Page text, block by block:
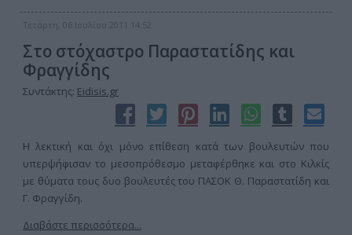
Τετάρτη, 06 Ιουλίου 2011 14:52
Στο στόχαστρο Παραστατίδης και
Φραγγίδης
Συντάκτης: Eidisis.gr
Η λεκτική και όχι μόνο επίθεση κατά των βουλευτών που
υπερψήφισαν το μεσοπρόθεσμο μεταφέρθηκε και στο Κιλκίς
με θύματα τους δυο βουλευτές του ΠΑΣΟΚ Θ. Παραστατίδη και
Γ. Φραγγίδη.
Διαβάστε περισσότερα...